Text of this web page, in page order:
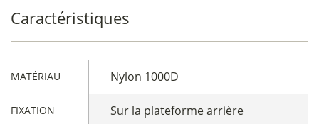
Caractéristiques
MATÉRIAU Nylon 1000D
FIXATION Sur la plateforme arrière